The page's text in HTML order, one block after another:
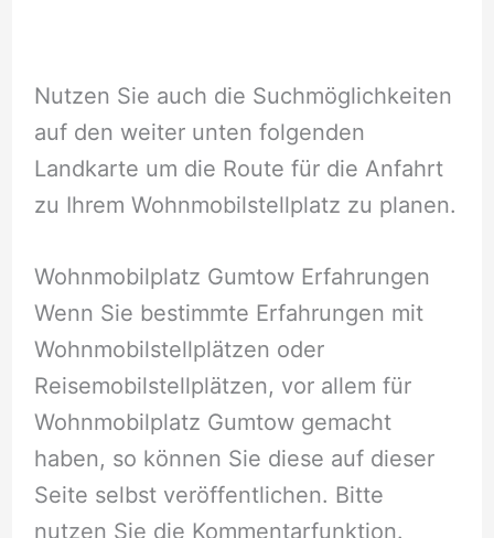
Nutzen Sie auch die Suchmöglichkeiten
auf den weiter unten folgenden
Landkarte um die Route für die Anfahrt
zu Ihrem Wohnmobilstellplatz zu planen.
Wohnmobilplatz Gumtow Erfahrungen
Wenn Sie bestimmte Erfahrungen mit
Wohnmobilstellplätzen oder
Reisemobilstellplätzen, vor allem für
Wohnmobilplatz Gumtow gemacht
haben, so können Sie diese auf dieser
Seite selbst veröffentlichen. Bitte
nutzen Sie die Kommentarfunktion.